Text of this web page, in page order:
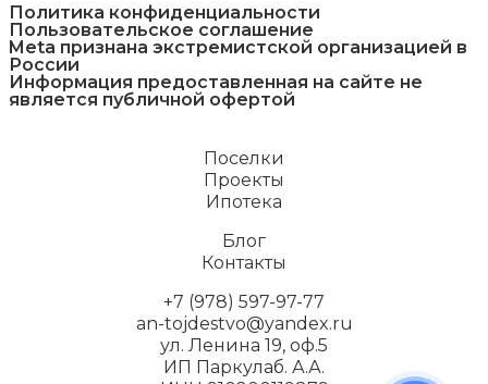
Политика конфиденциальности
Пользовательское соглашение
Meta признана экстремистcкой организацией в
России
Информация предоставленная на сайте не
является публичной офертой
Поселки
Проекты
Ипотека
Блог
Контакты
+7 (978) 597-97-77
an-tojdestvo@yandex.ru
ул. Ленина 19, оф.5
ИП Паркулаб. А.А.